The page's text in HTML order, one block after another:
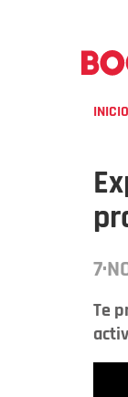
INICIO
Te